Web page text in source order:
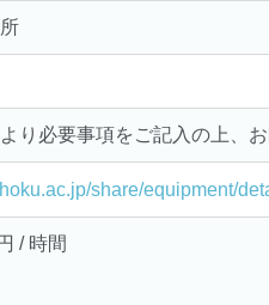
より必要事項をご記入の上、
share/equipment/
/ 時間